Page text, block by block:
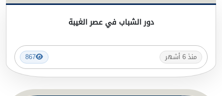
دور الشباب في عصر الغيبة
منذ 6 أشهر 867